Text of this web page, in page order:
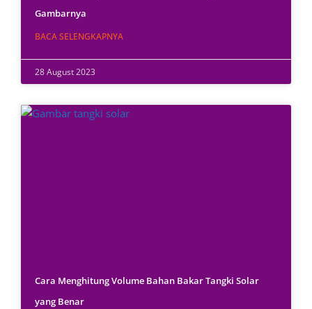
Gambarnya
BACA SELENGKAPNYA
28 August 2023
Cara Menghitung Volume Bahan Bakar Tangki Solar
yang Benar